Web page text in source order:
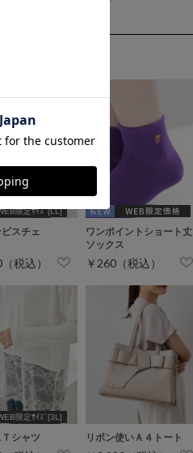
限定ｻｲｽﾞ[LL]
スチェ
税込）
ワンポイントショート丈
ソックス
￥260（税込）
限定ｻｲｽﾞ[3L]
シャツ リボン使いＡ４トート